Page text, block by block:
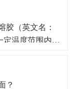
胶（英文名：
定温度范围内其
系固体，便于
毒型；以及生
？